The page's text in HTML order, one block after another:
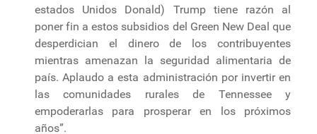
estados Unidos Donald) Trump tiene razón al
poner fin a estos subsidios del Green New Deal que
desperdician el dinero de los contribuyentes
mientras amenazan la seguridad alimentaria de
país. Aplaudo a esta administración por invertir en
las comunidades rurales de Tennessee y
empoderarlas para prosperar en los próximos
años”.